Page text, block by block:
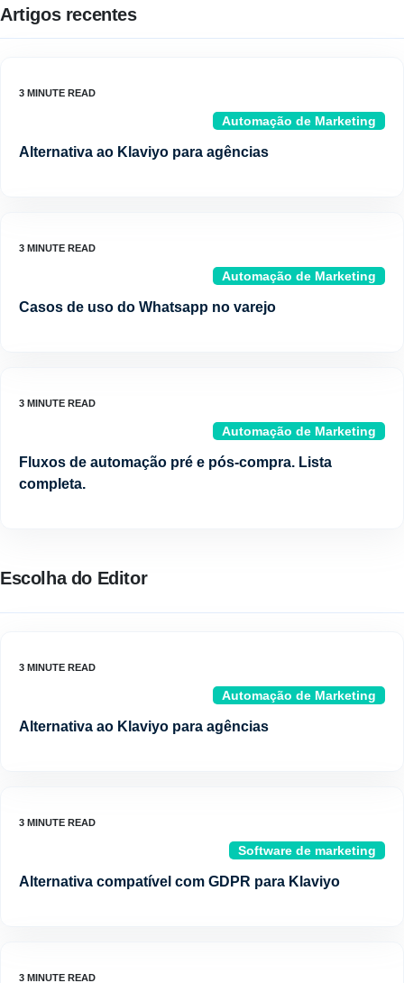
Artigos recentes
Automação de Marketing
Alternativa ao Klaviyo para agências
Automação de Marketing
Casos de uso do Whatsapp no varejo
Automação de Marketing
Fluxos de automação pré e pós-compra. Lista
completa.
Escolha do Editor
Automação de Marketing
Alternativa ao Klaviyo para agências
Software de marketing
Alternativa compatível com GDPR para Klaviyo